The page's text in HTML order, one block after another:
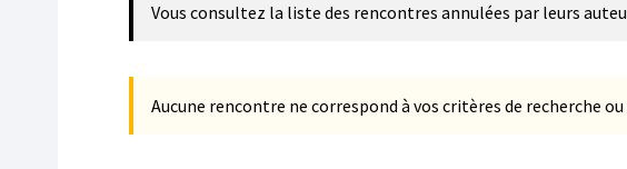
Vous consultez la liste des rencontres annulées par leurs
Aucune rencontre ne correspond à vos critères de recherche